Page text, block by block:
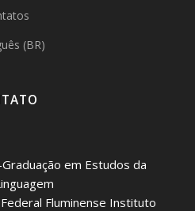
(BR)
em Estudos da
Fluminense Instituto